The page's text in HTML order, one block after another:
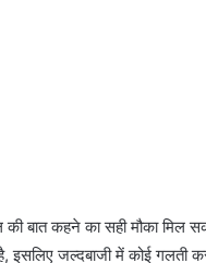
बात कहने का सही मौका मिल
इसलिए जल्दबाजी में कोई